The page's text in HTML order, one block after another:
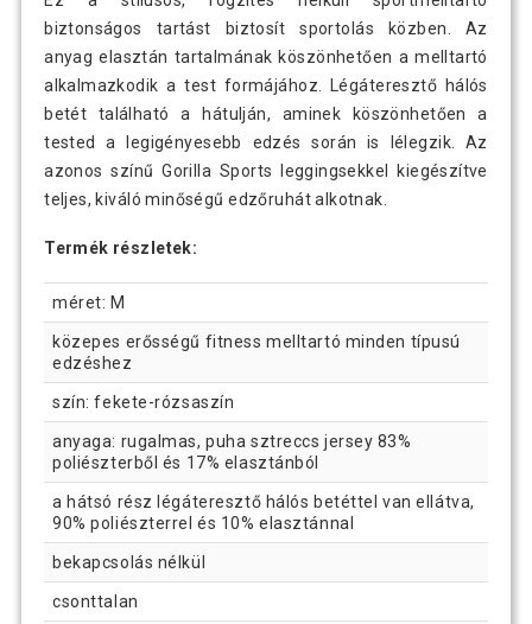
biztonságos tartást biztosít sportolás közben. Az
anyag elasztán tartalmának köszönhetően a melltartó
alkalmazkodik a test formájához. Légáteresztő hálós
betét található a hátulján, aminek köszönhetően a
tested a legigényesebb edzés során is lélegzik. Az
azonos színű Gorilla Sports leggingsekkel kiegészítve
teljes, kiváló minőségű edzőruhát alkotnak.
Termék részletek:
méret: M
közepes erősségű fitness melltartó minden típusú
edzéshez
szín: fekete-rózsaszín
anyaga: rugalmas, puha sztreccs jersey 83%
poliészterből és 17% elasztánból
a hátsó rész légáteresztő hálós betéttel van ellátva,
90% poliészterrel és 10% elasztánnal
bekapcsolás nélkül
csonttalan